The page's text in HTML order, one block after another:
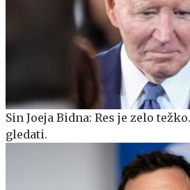
Sin Joeja Bidna: Res je zelo
gledati.